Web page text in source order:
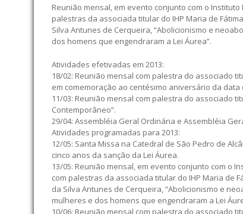
Reunião mensal, em evento conjunto com o
palestras da associada titular do IHP Maria de
Silva Antunes de Cerqueira, “Abolicionismo e
dos homens que engendraram a Lei Áurea”.
Atividades efetivadas em 2013:
18/02: Reunião mensal com palestra do associado
em comemoração ao centésimo aniversário da
11/03: Reunião mensal com palestra do associado
Contemporâneo”.
29/04: Assembléia Geral Ordinária e Assembléia
Atividades programadas para 2013:
12/05: Santa Missa na Catedral de São Pedro de
cinco anos da sanção da Lei Áurea.
13/05: Reunião mensal, em evento conjunto com o
com palestras da associada titular do IHP Maria de
da Silva Antunes de Cerqueira, “Abolicionismo e
mulheres e dos homens que engendraram a Lei
10/06: Reunião mensal com palestra do associado